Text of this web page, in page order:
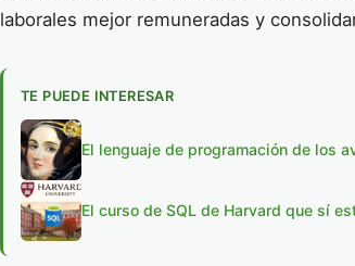
laborales mejor remuneradas y
TE PUEDE INTERESAR
El lenguaje de programación de los
El curso de SQL de Harvard que sí